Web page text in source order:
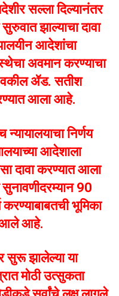
सल्ला दिल्यानंतर
झाल्याचा दावा
आदेशांचा
अवमान करण्याचा
वकील ॲड. सतीश
आला आहे.
न्यायालयाचा निर्णय
आदेशाला
दावा करण्यात आला
90
भूमिका
आले आहे.
सुरू झालेल्या या
मोठी उत्सुकता